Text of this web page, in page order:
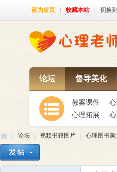
设为首页 收藏本站 切换
论坛 督导美化
教案课件
心理拓展
论坛 视频书籍图片 心理图书美